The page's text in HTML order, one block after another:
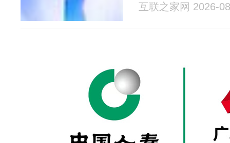
互联之家网 2026-